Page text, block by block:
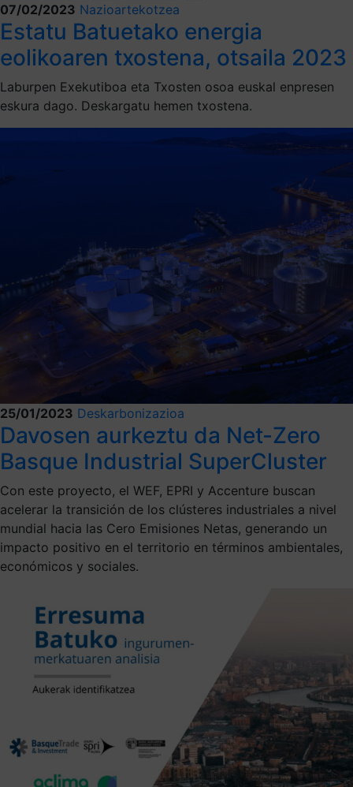
07/02/2023 Nazioartekotzea
Estatu Batuetako energia
eolikoaren txostena, otsaila 2023
Laburpen Exekutiboa eta Txosten osoa euskal enpresen
eskura dago. Deskargatu hemen txostena.
25/01/2023 Deskarbonizazioa
Davosen aurkeztu da Net-Zero
Basque Industrial SuperCluster
Con este proyecto, el WEF, EPRI y Accenture buscan
acelerar la transición de los clústeres industriales a nivel
mundial hacia las Cero Emisiones Netas, generando un
impacto positivo en el territorio en términos ambientales,
económicos y sociales.